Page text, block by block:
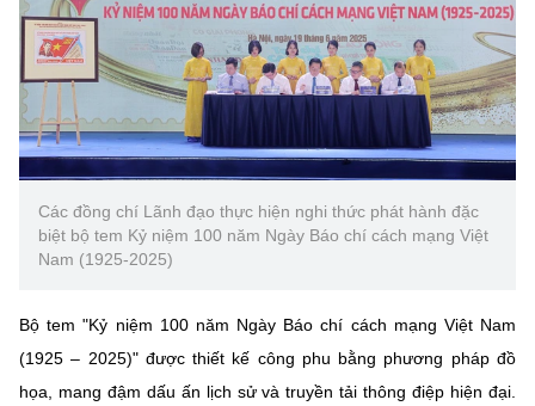
Tiêu chuẩn, đo lường, chất lượng
Năng lượng nguyên tử
Voice
Nhiệm vụ trọng tâm
Chọn ngôn ngữ
Vietnamese English
BỘ KHOA HỌC VÀ CÔNG NGHỆ
MINISTRY OF SCIENCE AND TECHNOLOGY
Điều khoản sử dụng Theo dõi MST: Góp ý
Các đồng chí Lãnh đạo thực hiện nghi thức phát hành đặc
biệt bộ tem Kỷ niệm 100 năm Ngày Báo chí cách mạng Việt
Nam (1925-2025)
Bộ tem "Kỷ niệm 100 năm Ngày Báo chí cách mạng Việt Nam
(1925 – 2025)" được thiết kế công phu bằng phương pháp đồ
họa, mang đậm dấu ấn lịch sử và truyền tải thông điệp hiện đại.